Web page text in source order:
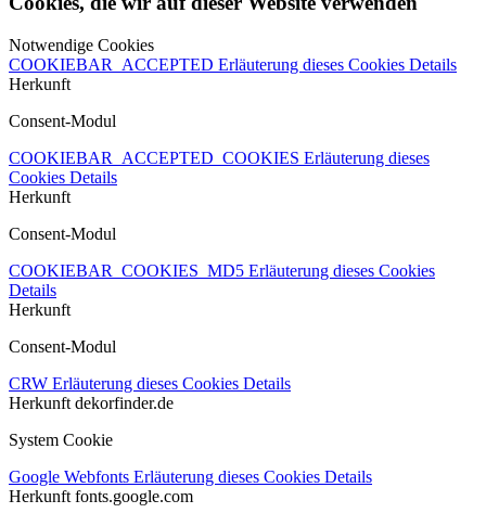
Notwendige Cookies
COOKIEBAR_ACCEPTED Erläuterung dieses Cookies Details
Herkunft
Consent-Modul
COOKIEBAR_ACCEPTED_COOKIES Erläuterung dieses
Cookies Details
Herkunft
Consent-Modul
COOKIEBAR_COOKIES_MD5 Erläuterung dieses Cookies
Details
Herkunft
Consent-Modul
CRW Erläuterung dieses Cookies Details
Herkunft dekorfinder.de
System Cookie
Google Webfonts Erläuterung dieses Cookies Details
Herkunft fonts.google.com